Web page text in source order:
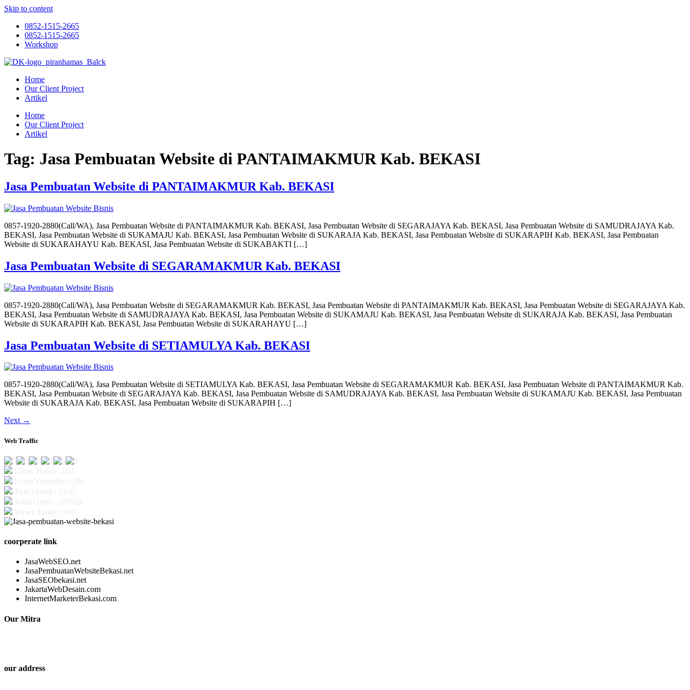
Skip to content
0852-1515-2665
0852-1515-2665
Workshop
Home
Our Client Project
Artikel
Home
Our Client Project
Artikel
Tag: Jasa Pembuatan Website di PANTAIMAKMUR Kab. BEKASI
Jasa Pembuatan Website di PANTAIMAKMUR Kab. BEKASI
0857-1920-2880(Call/WA), Jasa Pembuatan Website di PANTAIMAKMUR Kab. BEKASI, Jasa Pembuatan Website di SEGARAJAYA Kab. BEKASI, Jasa Pembuatan Website di SAMUDRAJAYA Kab.
BEKASI, Jasa Pembuatan Website di SUKAMAJU Kab. BEKASI, Jasa Pembuatan Website di SUKARAJA Kab. BEKASI, Jasa Pembuatan Website di SUKARAPIH Kab. BEKASI, Jasa Pembuatan
Website di SUKARAHAYU Kab. BEKASI, Jasa Pembuatan Website di SUKABAKTI […]
Jasa Pembuatan Website di SEGARAMAKMUR Kab. BEKASI
0857-1920-2880(Call/WA), Jasa Pembuatan Website di SEGARAMAKMUR Kab. BEKASI, Jasa Pembuatan Website di PANTAIMAKMUR Kab. BEKASI, Jasa Pembuatan Website di SEGARAJAYA Kab.
BEKASI, Jasa Pembuatan Website di SAMUDRAJAYA Kab. BEKASI, Jasa Pembuatan Website di SUKAMAJU Kab. BEKASI, Jasa Pembuatan Website di SUKARAJA Kab. BEKASI, Jasa Pembuatan
Website di SUKARAPIH Kab. BEKASI, Jasa Pembuatan Website di SUKARAHAYU […]
Jasa Pembuatan Website di SETIAMULYA Kab. BEKASI
0857-1920-2880(Call/WA), Jasa Pembuatan Website di SETIAMULYA Kab. BEKASI, Jasa Pembuatan Website di SEGARAMAKMUR Kab. BEKASI, Jasa Pembuatan Website di PANTAIMAKMUR Kab.
BEKASI, Jasa Pembuatan Website di SEGARAJAYA Kab. BEKASI, Jasa Pembuatan Website di SAMUDRAJAYA Kab. BEKASI, Jasa Pembuatan Website di SUKAMAJU Kab. BEKASI, Jasa Pembuatan
Website di SUKARAJA Kab. BEKASI, Jasa Pembuatan Website di SUKARAPIH […]
Next →
Web Traffic
coorperate link
JasaWebSEO.net
JasaPembuatanWebsiteBekasi.net
JasaSEObekasi.net
JakartaWebDesain.com
InternetMarketerBekasi.com
Our Mitra
our address